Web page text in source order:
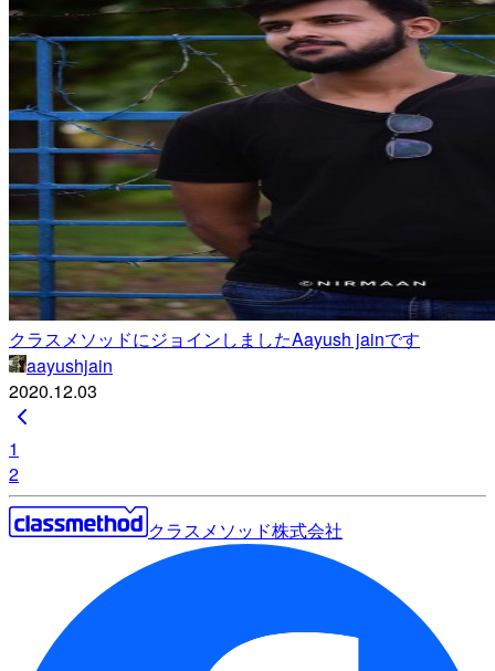
クラスメソッドにジョインしましたAayush jainです
aayushjain
2020.12.03
1
2
クラスメソッド株式会社